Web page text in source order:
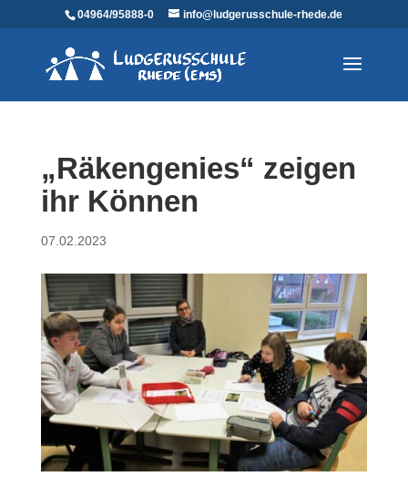
04964/95888-0 info@ludgerusschule-rhede.de
„Räkengenies“ zeigen
ihr Können
07.02.2023